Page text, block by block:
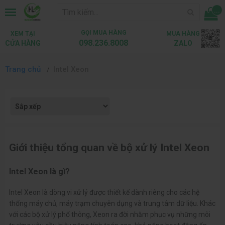
...
XEM TẠI
CỬA HÀNG
GỌI MUA HÀNG
098.236.8008
MUA HÀNG
ZALO
Trang chủ
Giới thiệu tổng quan về bộ xử lý Intel Xeon
Intel Xeon là gì?
Intel Xeon là dòng vi xử lý được thiết kế dành riêng cho các hệ
thống máy chủ, máy trạm chuyên dụng và trung tâm dữ liệu. Khác
với các bộ xử lý phổ thông, Xeon ra đời nhằm phục vụ những môi